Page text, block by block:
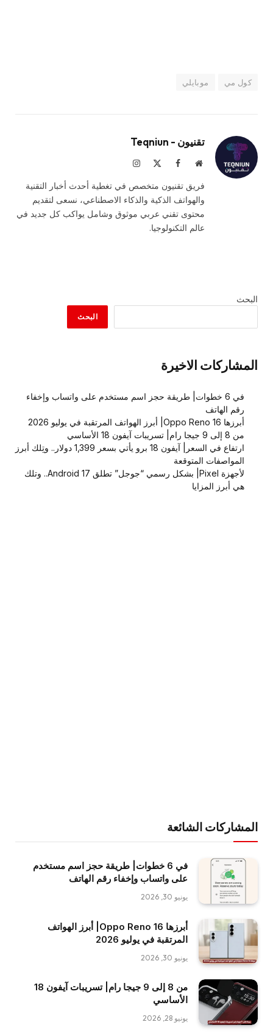
كول مي موبايلي
تقنيون - Teqniun
موقعفيسبوك الانستغرام
فريق تقنيون متخصص في تغطية أحدث أخبار التقنية
والهواتف الذكية والذكاء الاصطناعي، نسعى لتقديم
محتوى تقني عربي موثوق وشامل يواكب كل جديد في
عالم التكنولوجيا.
البحث
البحث
المشاركات الاخيرة
في 6 خطوات| طريقة حجز اسم مستخدم على واتساب وإخفاء
رقم الهاتف
أبرزها Oppo Reno 16| أبرز الهواتف المرتقبة في يوليو 2026
من 8 إلى 9 جيجا رام| تسريبات آيفون 18 الأساسي
ارتفاع في السعر| آيفون 18 برو يأتي بسعر 1,399 دولار.. وتِلك أبرز
المواصفات المتوقعة
لأجهزة Pixel| بشكل رسمي “جوجل” تطلق Android 17.. وتلك
هي أبرز المزايا
المشاركات الشائعة
في 6 خطوات| طريقة حجز اسم مستخدم
على واتساب وإخفاء رقم الهاتف
يونيو 30, 2026
أبرزها Oppo Reno 16| أبرز الهواتف
المرتقبة في يوليو 2026
يونيو 30, 2026
من 8 إلى 9 جيجا رام| تسريبات آيفون 18
الأساسي
يونيو 28, 2026